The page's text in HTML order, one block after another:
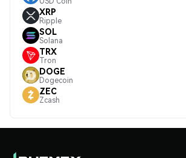
XRP
Ripple
SOL
Solana
TRX
Tron
DOGE
Dogecoin
ZEC
Zcash